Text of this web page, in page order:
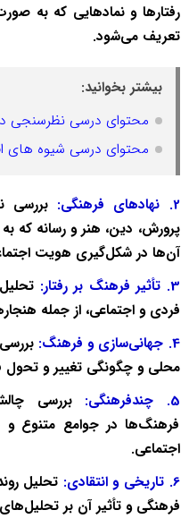
رفتارها و نمادهایی که به
تعریف می‌شود.
بیشتر بخوانید:
محتوای درسی نظرسنجی در
محتوای درسی شیوه های
2. نهادهای فرهنگی:
بررسی
پرورش، دین، هنر و رسانه که
آن‌ها در شکل‌گیری هویت
3. تأثیر فرهنگ بر رفتار:
فردی و اجتماعی، از جمله
4. جهانی‌سازی و فرهنگ:
محلی و چگونگی تغییر و
5. چندفرهنگی:
بررسی
فرهنگ‌ها در جوامع متنوع
اجتماعی.
6. تاریخی و انتقادی:
تحلیل
فرهنگی و تأثیر آن بر